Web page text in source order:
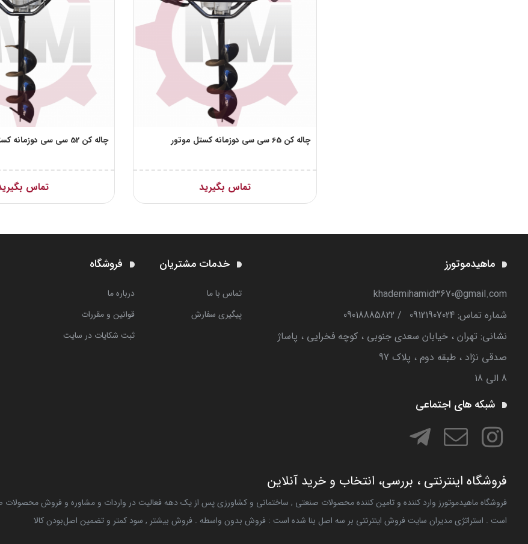
چاله کن 65 سی سی دوزمانه کستل موتور
تماس بگیرید
چاله کن 52 سی سی دوزمانه کستل
تماس
ماهیدموتورز
khademihamid3670@gmail.com
شماره تماس‌: 09121907024
/
09018885822
نشانی: تهران ، خیابان سعدی جنوبی ، کوچه فخرایی ، پاساژ
صدقی نژاد ، طبقه دوم ، پلاک 97
8 الی 18
شبکه های اجتماعی
خدمات مشتریان
تماس با ما
پیگیری سفارش
فروشگاه
درباره ما
قوانین و مقررات
ثبت شکایات در سایت
فروشگاه اینترنتی ، بررسی، انتخاب و خرید آنلاین
فروشگاه ماهیدموتورز وارد کننده و تامین کننده محصولات صنعتی , ساختمانی و کشاورزی پس از یک دهه فعالیت در واردات و مشاوره و فروش محصولات
است . استراتژی مدیران سایت فروش اینترنتی بر سه اصل بنا شده است : فروش بدون واسطه . فروش بیشتر , سود کمتر و تضمین اصل‌بودن کالا